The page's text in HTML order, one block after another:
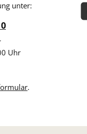
unter:
Uhr
.